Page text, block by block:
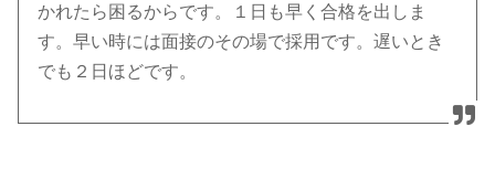
かれたら困るからです。１日も早く合格を出しま
す。早い時には面接のその場で採用です。遅いとき
でも２日ほどです。